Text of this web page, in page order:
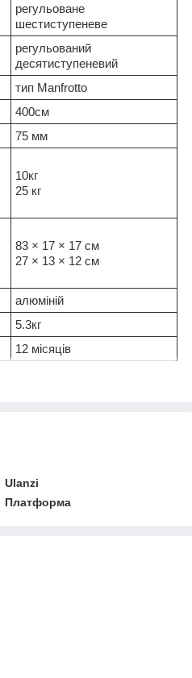
регульоване
шестиступеневе
регульований
десятиступеневий
тип Manfrotto
400см
75 мм
10кг
25 кг
83 × 17 × 17 см
27 × 13 × 12 см
алюміній
5.3кг
12 місяців
Ulanzi
Платформа